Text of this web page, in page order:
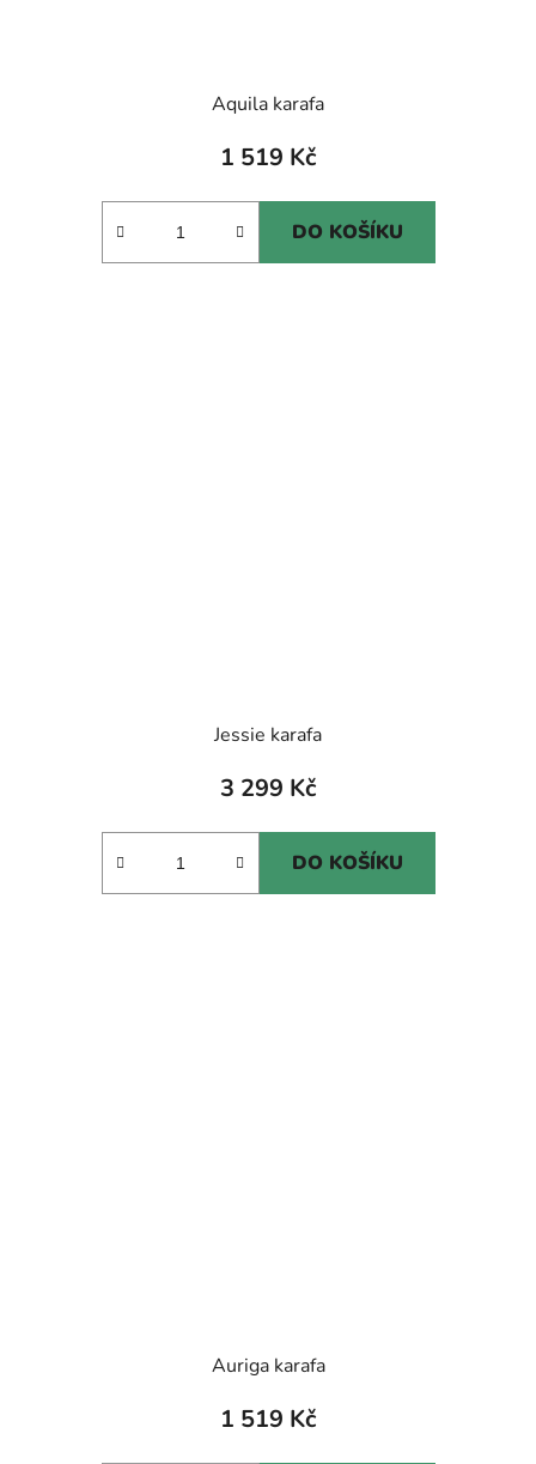
Aquila karafa
1 519 Kč
DO KOŠÍKU
Jessie karafa
3 299 Kč
DO KOŠÍKU
Auriga karafa
1 519 Kč